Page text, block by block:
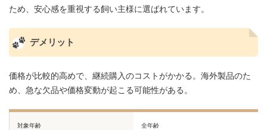
ため、安心感を重視する飼い主様に選ばれています。
デメリット
価格が比較的高めで、継続購入のコストがかかる。海外製品のた
め、急な欠品や価格変動が起こる可能性がある。
対象年齢 全年齢